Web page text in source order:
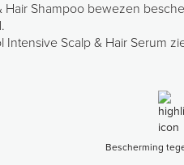
Shampoo bewezen
Scalp & Hair Serum
Bescherming